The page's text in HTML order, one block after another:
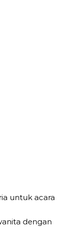
untuk acara
dengan